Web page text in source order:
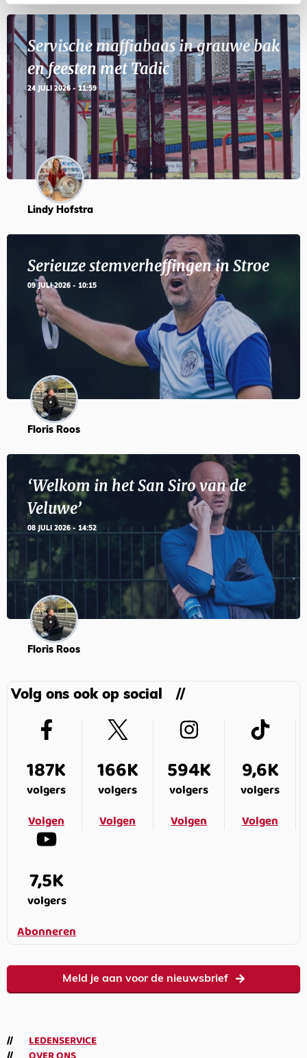
Servische maffiabaas in grauwe bak
en feesten met Tadic
24 JULI 2026 - 11:59
Lindy Hofstra
Serieuze stemverheffingen in Stroe
09 JULI 2026 - 10:15
Floris Roos
‘Welkom in het San Siro van de
Veluwe’
08 JULI 2026 - 14:52
Floris Roos
Volg ons ook op social
187K
volgers
Volgen
166K
volgers
Volgen
594K
volgers
Volgen
9,6K
volgers
Volgen
7,5K
volgers
Abonneren
Meld je aan voor de nieuwsbrief
LEDENSERVICE